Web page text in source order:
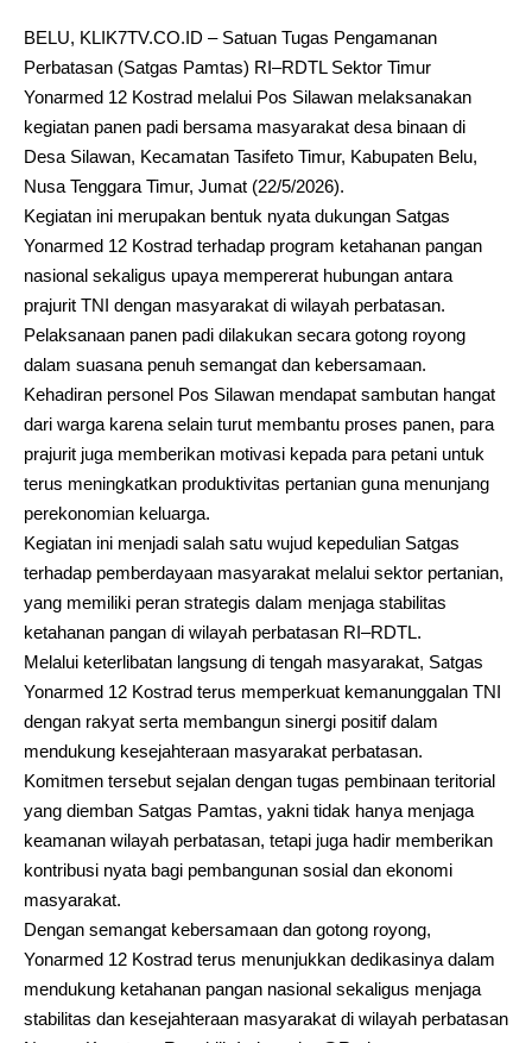
BELU, KLIK7TV.CO.ID – Satuan Tugas Pengamanan
Perbatasan (Satgas Pamtas) RI–RDTL Sektor Timur
Yonarmed 12 Kostrad melalui Pos Silawan melaksanakan
kegiatan panen padi bersama masyarakat desa binaan di
Desa Silawan, Kecamatan Tasifeto Timur, Kabupaten Belu,
Nusa Tenggara Timur, Jumat (22/5/2026).
Kegiatan ini merupakan bentuk nyata dukungan Satgas
Yonarmed 12 Kostrad terhadap program ketahanan pangan
nasional sekaligus upaya mempererat hubungan antara
prajurit TNI dengan masyarakat di wilayah perbatasan.
Pelaksanaan panen padi dilakukan secara gotong royong
dalam suasana penuh semangat dan kebersamaan.
Kehadiran personel Pos Silawan mendapat sambutan hangat
dari warga karena selain turut membantu proses panen, para
prajurit juga memberikan motivasi kepada para petani untuk
terus meningkatkan produktivitas pertanian guna menunjang
perekonomian keluarga.
Kegiatan ini menjadi salah satu wujud kepedulian Satgas
terhadap pemberdayaan masyarakat melalui sektor pertanian,
yang memiliki peran strategis dalam menjaga stabilitas
ketahanan pangan di wilayah perbatasan RI–RDTL.
Melalui keterlibatan langsung di tengah masyarakat, Satgas
Yonarmed 12 Kostrad terus memperkuat kemanunggalan TNI
dengan rakyat serta membangun sinergi positif dalam
mendukung kesejahteraan masyarakat perbatasan.
Komitmen tersebut sejalan dengan tugas pembinaan teritorial
yang diemban Satgas Pamtas, yakni tidak hanya menjaga
keamanan wilayah perbatasan, tetapi juga hadir memberikan
kontribusi nyata bagi pembangunan sosial dan ekonomi
masyarakat.
Dengan semangat kebersamaan dan gotong royong,
Yonarmed 12 Kostrad terus menunjukkan dedikasinya dalam
mendukung ketahanan pangan nasional sekaligus menjaga
stabilitas dan kesejahteraan masyarakat di wilayah perbatasan